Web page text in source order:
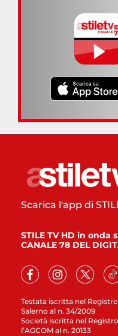
Testata iscritta nel
Salerno al n. 34/2009
Società iscritta nel
l’AGCOM al n. 20133
Scarica l'app di
STILE TV HD in onda
CANALE 78 DEL